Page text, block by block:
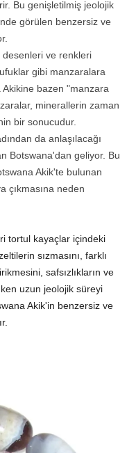
Bu genişletilmiş jeolojik
görülen benzersiz ve
desenleri ve renkleri
gibi manzaralara
bazen "manzara
minerallerin zaman
bir sonucudur.
da anlaşılacağı
Botswana'dan geliyor. Bu
Akik'te bulunan
çıkmasına neden
tortul kayaçlar içindeki
sızmasını, farklı
safsızlıkların ve
uzun jeolojik süreyi
Akik'in benzersiz ve